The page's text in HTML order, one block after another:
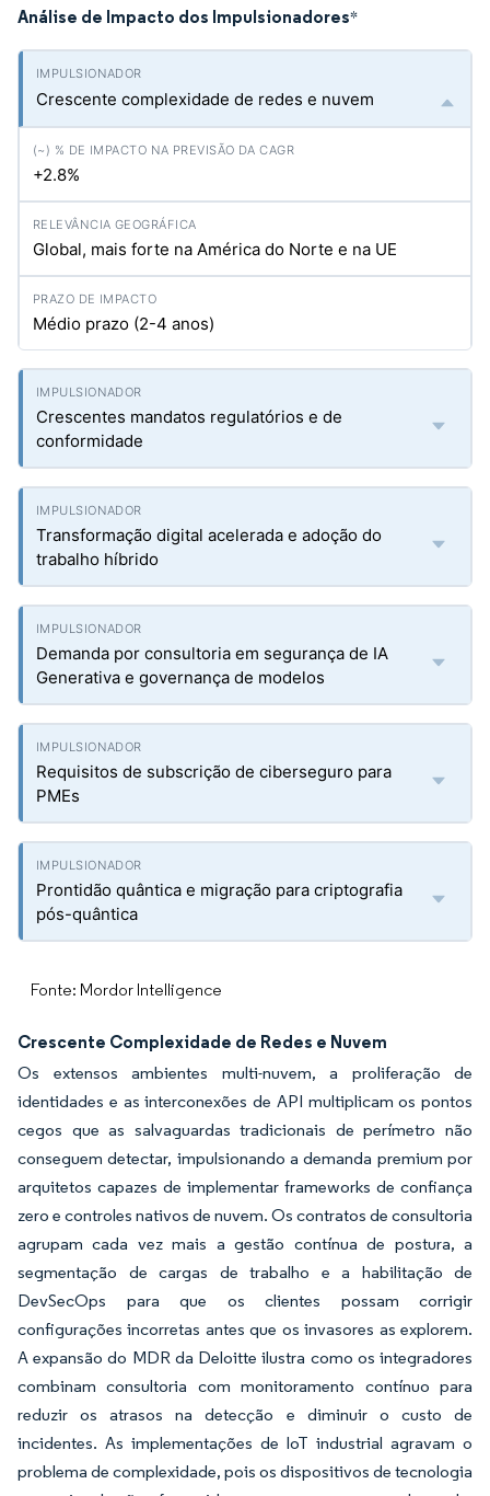
Análise de Impacto dos Impulsionadores*
Crescente complexidade de redes e nuvem
+2.8%
Global, mais forte na América do Norte e na UE
Médio prazo (2-4 anos)
Crescentes mandatos regulatórios e de
conformidade
Transformação digital acelerada e adoção do
trabalho híbrido
Demanda por consultoria em segurança de IA
Generativa e governança de modelos
Requisitos de subscrição de ciberseguro para
PMEs
Prontidão quântica e migração para criptografia
pós-quântica
Fonte: Mordor Intelligence
Crescente Complexidade de Redes e Nuvem
Os extensos ambientes multi-nuvem, a proliferação de
identidades e as interconexões de API multiplicam os pontos
cegos que as salvaguardas tradicionais de perímetro não
conseguem detectar, impulsionando a demanda premium por
arquitetos capazes de implementar frameworks de confiança
zero e controles nativos de nuvem. Os contratos de consultoria
agrupam cada vez mais a gestão contínua de postura, a
segmentação de cargas de trabalho e a habilitação de
DevSecOps para que os clientes possam corrigir
configurações incorretas antes que os invasores as explorem.
A expansão do MDR da Deloitte ilustra como os integradores
combinam consultoria com monitoramento contínuo para
reduzir os atrasos na detecção e diminuir o custo de
incidentes. As implementações de IoT industrial agravam o
problema de complexidade, pois os dispositivos de tecnologia